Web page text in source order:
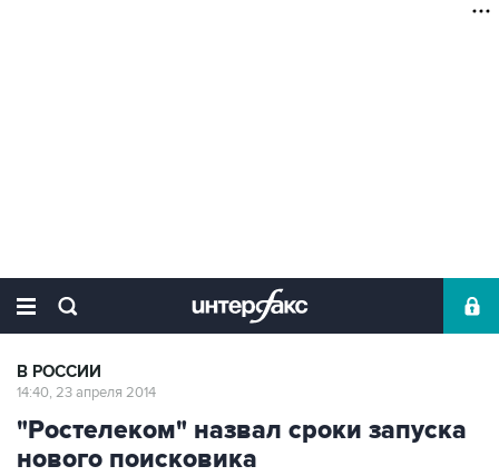
В РОССИИ
14:40, 23 апреля 2014
"Ростелеком" назвал сроки запуска
нового поисковика